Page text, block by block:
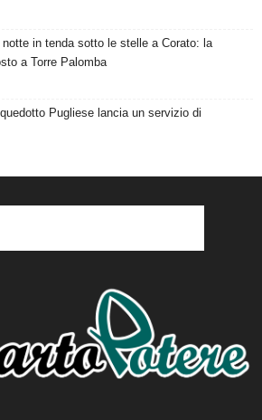
in tenda sotto le stelle a Corato: la
a Torre Palomba
Pugliese lancia un servizio di